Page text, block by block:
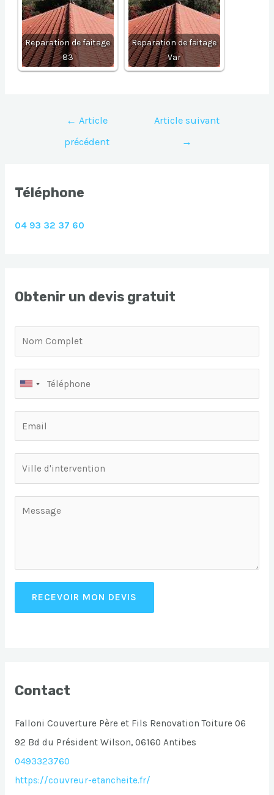
Reparation de faitage
83
Reparation de faitage
Var
Navigation
l’article
← Article
précédent
Article suivant
→
Téléphone
04 93 32 37 60
Obtenir un devis gratuit
RECEVOIR MON DEVIS
Contact
Falloni Couverture Père et Fils Renovation Toiture 06
92 Bd du Président Wilson, 06160 Antibes
0493323760
https://couvreur-etancheite.fr/